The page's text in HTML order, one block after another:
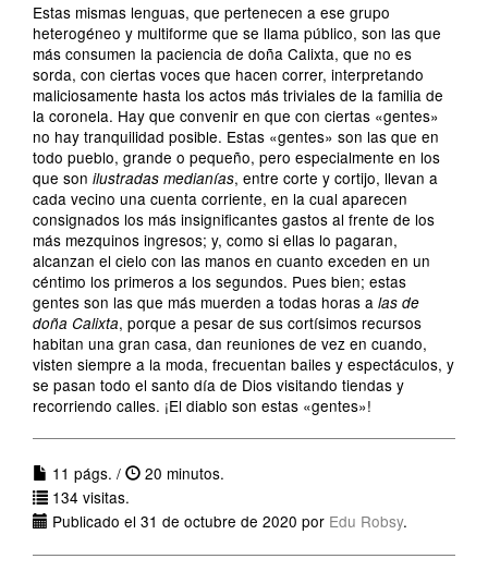
Estas mismas lenguas, que pertenecen a ese grupo
heterogéneo y multiforme que se llama público, son las que
más consumen la paciencia de doña Calixta, que no es
sorda, con ciertas voces que hacen correr, interpretando
maliciosamente hasta los actos más triviales de la familia de
la coronela. Hay que convenir en que con ciertas «gentes»
no hay tranquilidad posible. Estas «gentes» son las que en
todo pueblo, grande o pequeño, pero especialmente en los
que son ilustradas medianías, entre corte y cortijo, llevan a
cada vecino una cuenta corriente, en la cual aparecen
consignados los más insignificantes gastos al frente de los
más mezquinos ingresos; y, como si ellas lo pagaran,
alcanzan el cielo con las manos en cuanto exceden en un
céntimo los primeros a los segundos. Pues bien; estas
gentes son las que más muerden a todas horas a las de
doña Calixta, porque a pesar de sus cortísimos recursos
habitan una gran casa, dan reuniones de vez en cuando,
visten siempre a la moda, frecuentan bailes y espectáculos, y
se pasan todo el santo día de Dios visitando tiendas y
recorriendo calles. ¡El diablo son estas «gentes»!
11 págs. /
20 minutos.
134 visitas.
Publicado el 31 de octubre de 2020 por Edu Robsy.